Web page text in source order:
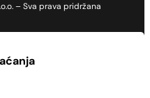
– Sva prava pridržana